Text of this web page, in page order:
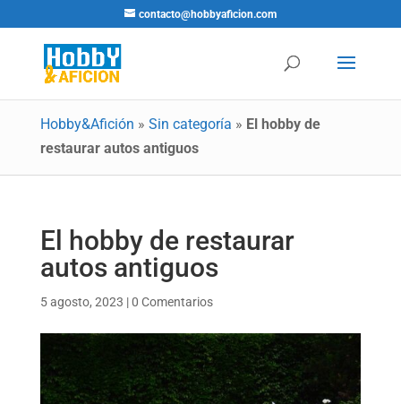
contacto@hobbyaficion.com
Hobby&Afición » Sin categoría » El hobby de
restaurar autos antiguos
El hobby de restaurar
autos antiguos
5 agosto, 2023 |0 Comentarios